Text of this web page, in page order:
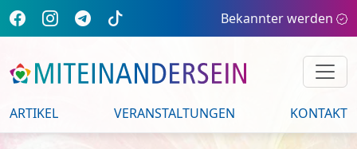
Bekannter werden
ARTIKEL VERANSTALTUNGEN KONTAKT